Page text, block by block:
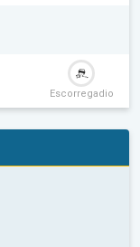
Escorregadio